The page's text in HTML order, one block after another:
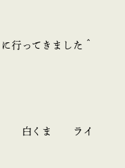
行ってきました＾
白くま ライ